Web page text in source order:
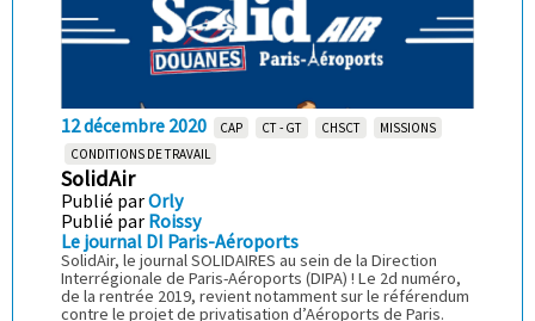
12 décembre 2020 CAP CT - GT CHSCT
MISSIONS
CONDITIONS DE TRAVAIL
SolidAir
Publié parOrly
Publié par Roissy
Le journal DI Paris-Aéroports
SolidAir, le journal SOLIDAIRES au sein de la Direction
Interrégionale de Paris-Aéroports (DIPA) ! Le 2d numéro,
de la rentrée 2019, revient notamment sur le référendum
contre le projet de privatisation d’Aéroports de Paris.